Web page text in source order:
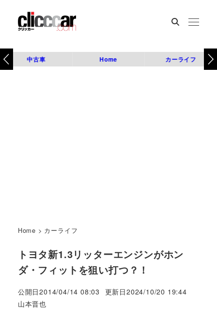
中古車 Home カーライフ
Home > カーライフ
トヨタ新1.3リッターエンジンがホン
ダ・フィットを狙い打つ？！
公開日2014/04/14 08:03 更新日2024/10/20 19:44
著
山本晋也